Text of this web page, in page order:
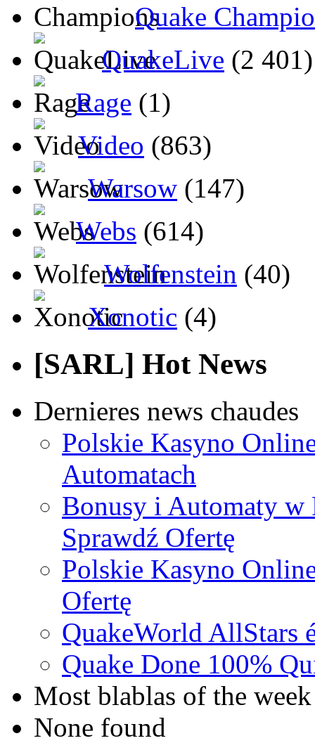
Quake
QuakeLive (2 401)
Rage (1)
Video (863)
Warsow (147)
Webs (614)
Wolfenstein (40)
Xonotic (4)
[SARL] Hot News
Dernieres news chaudes
Polskie Kasyno
Automatach
Bonusy i Automaty w
Sprawdź Ofertę
Polskie Kasyno
Ofertę
QuakeWorld AllStars
Quake Done 100%
Most blablas of the week
None found